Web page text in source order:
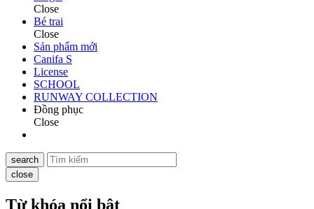
Close
Bé trai
Close
Sản phẩm mới
Canifa S
License
SCHOOL
RUNWAY COLLECTION
Đồng phục
Close
search
close
Từ khóa nổi bật